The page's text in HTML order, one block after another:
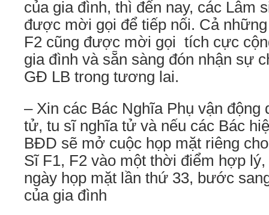
của gia đình, thì đến nay, các Lâm
được mời gọi để tiếp nối. Cả
F2 cũng được mời gọi tích cực
gia đình và sẵn sàng đón nhận sự
GĐ LB trong tương lai.
– Xin các Bác Nghĩa Phụ vận động
tử, tu sĩ nghĩa tử và nếu các Bác
BĐD sẽ mở cuộc họp mặt riêng
Sĩ F1, F2 vào một thời điểm hợp
ngày họp mặt lần thứ 33, bước
của gia đình